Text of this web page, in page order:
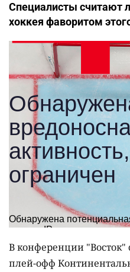
Специалисты считают
хоккея фаворитом
В конференции "Восток"
плей-офф